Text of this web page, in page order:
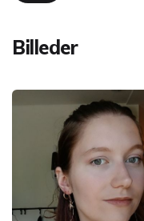
Billeder